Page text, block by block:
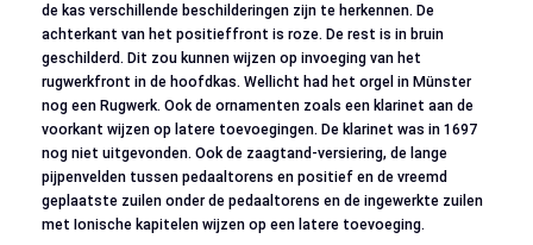
de kas verschillende beschilderingen zijn te herkennen. De
achterkant van het positieffront is roze. De rest is in bruin
geschilderd. Dit zou kunnen wijzen op invoeging van het
rugwerkfront in de hoofdkas. Wellicht had het orgel in Münster
nog een Rugwerk. Ook de ornamenten zoals een klarinet aan de
voorkant wijzen op latere toevoegingen. De klarinet was in 1697
nog niet uitgevonden. Ook de zaagtand-versiering, de lange
pijpenvelden tussen pedaaltorens en positief en de vreemd
geplaatste zuilen onder de pedaaltorens en de ingewerkte zuilen
met Ionische kapitelen wijzen op een latere toevoeging.